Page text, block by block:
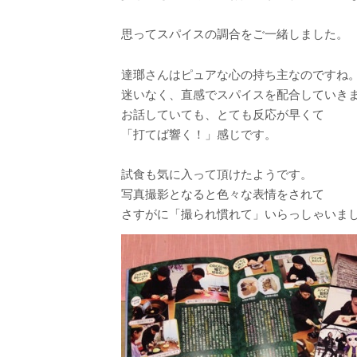
思ってスパイスの調合をご一緒しました。
達瑯さんはピュアな心の持ち主なのですね
迷いなく、直感でスパイスを配合していき
お話していても、とても反応が早くて
「打てば響く！」感じです。
試食も気に入って頂けたようです。
写真撮影となると色々な表情をされて
さすがに「撮られ慣れて」いらっしゃいま